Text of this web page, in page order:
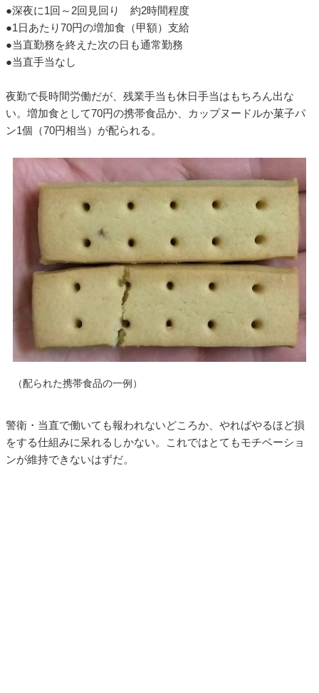
●深夜に1回～2回見回り 約2時間程度
●1日あたり70円の増加食（甲額）支給
●当直勤務を終えた次の日も通常勤務
●当直手当なし
夜勤で長時間労働だが、残業手当も休日手当はもちろん出な
い。増加食として70円の携帯食品か、カップヌードルか菓子パ
ン1個（70円相当）が配られる。
（配られた携帯食品の一例）
警衛・当直で働いても報われないどころか、やればやるほど損
をする仕組みに呆れるしかない。これではとてもモチベーショ
ンが維持できないはずだ。